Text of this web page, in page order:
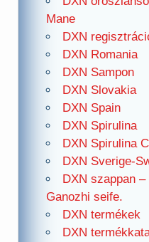
Mane
DXN
DXN Romania
DXN Sampon
DXN Slovakia
DXN Spain
DXN Spirulina
DXN Spirulina
DXN Sverige-
DXN szappan
Ganozhi seife.
DXN termékek
DXN